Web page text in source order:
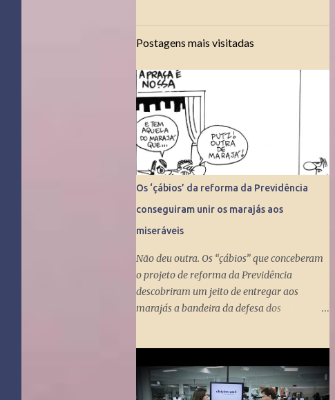
Postagens mais visitadas
Os ‘çábios’ da reforma da Previdência
conseguiram unir os marajás aos
miseráveis
Não deu outra. Os “çábios” que conceberam
o projeto de reforma da Previdência
descobriram um jeito de entregar aos
marajás a bandeira da defesa dos
miseráveis que têm mais de 65 anos. O
projeto é engenhoso. Dá R$ 400 ao